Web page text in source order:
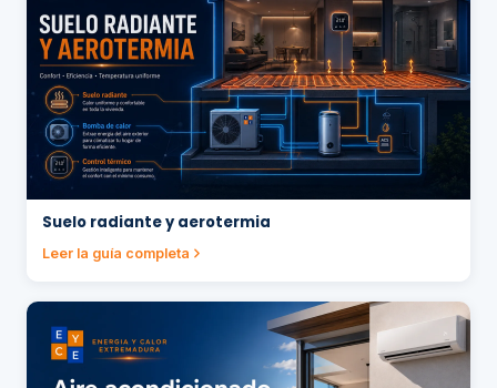
Suelo radiante y aerotermia
Leer la guía completa